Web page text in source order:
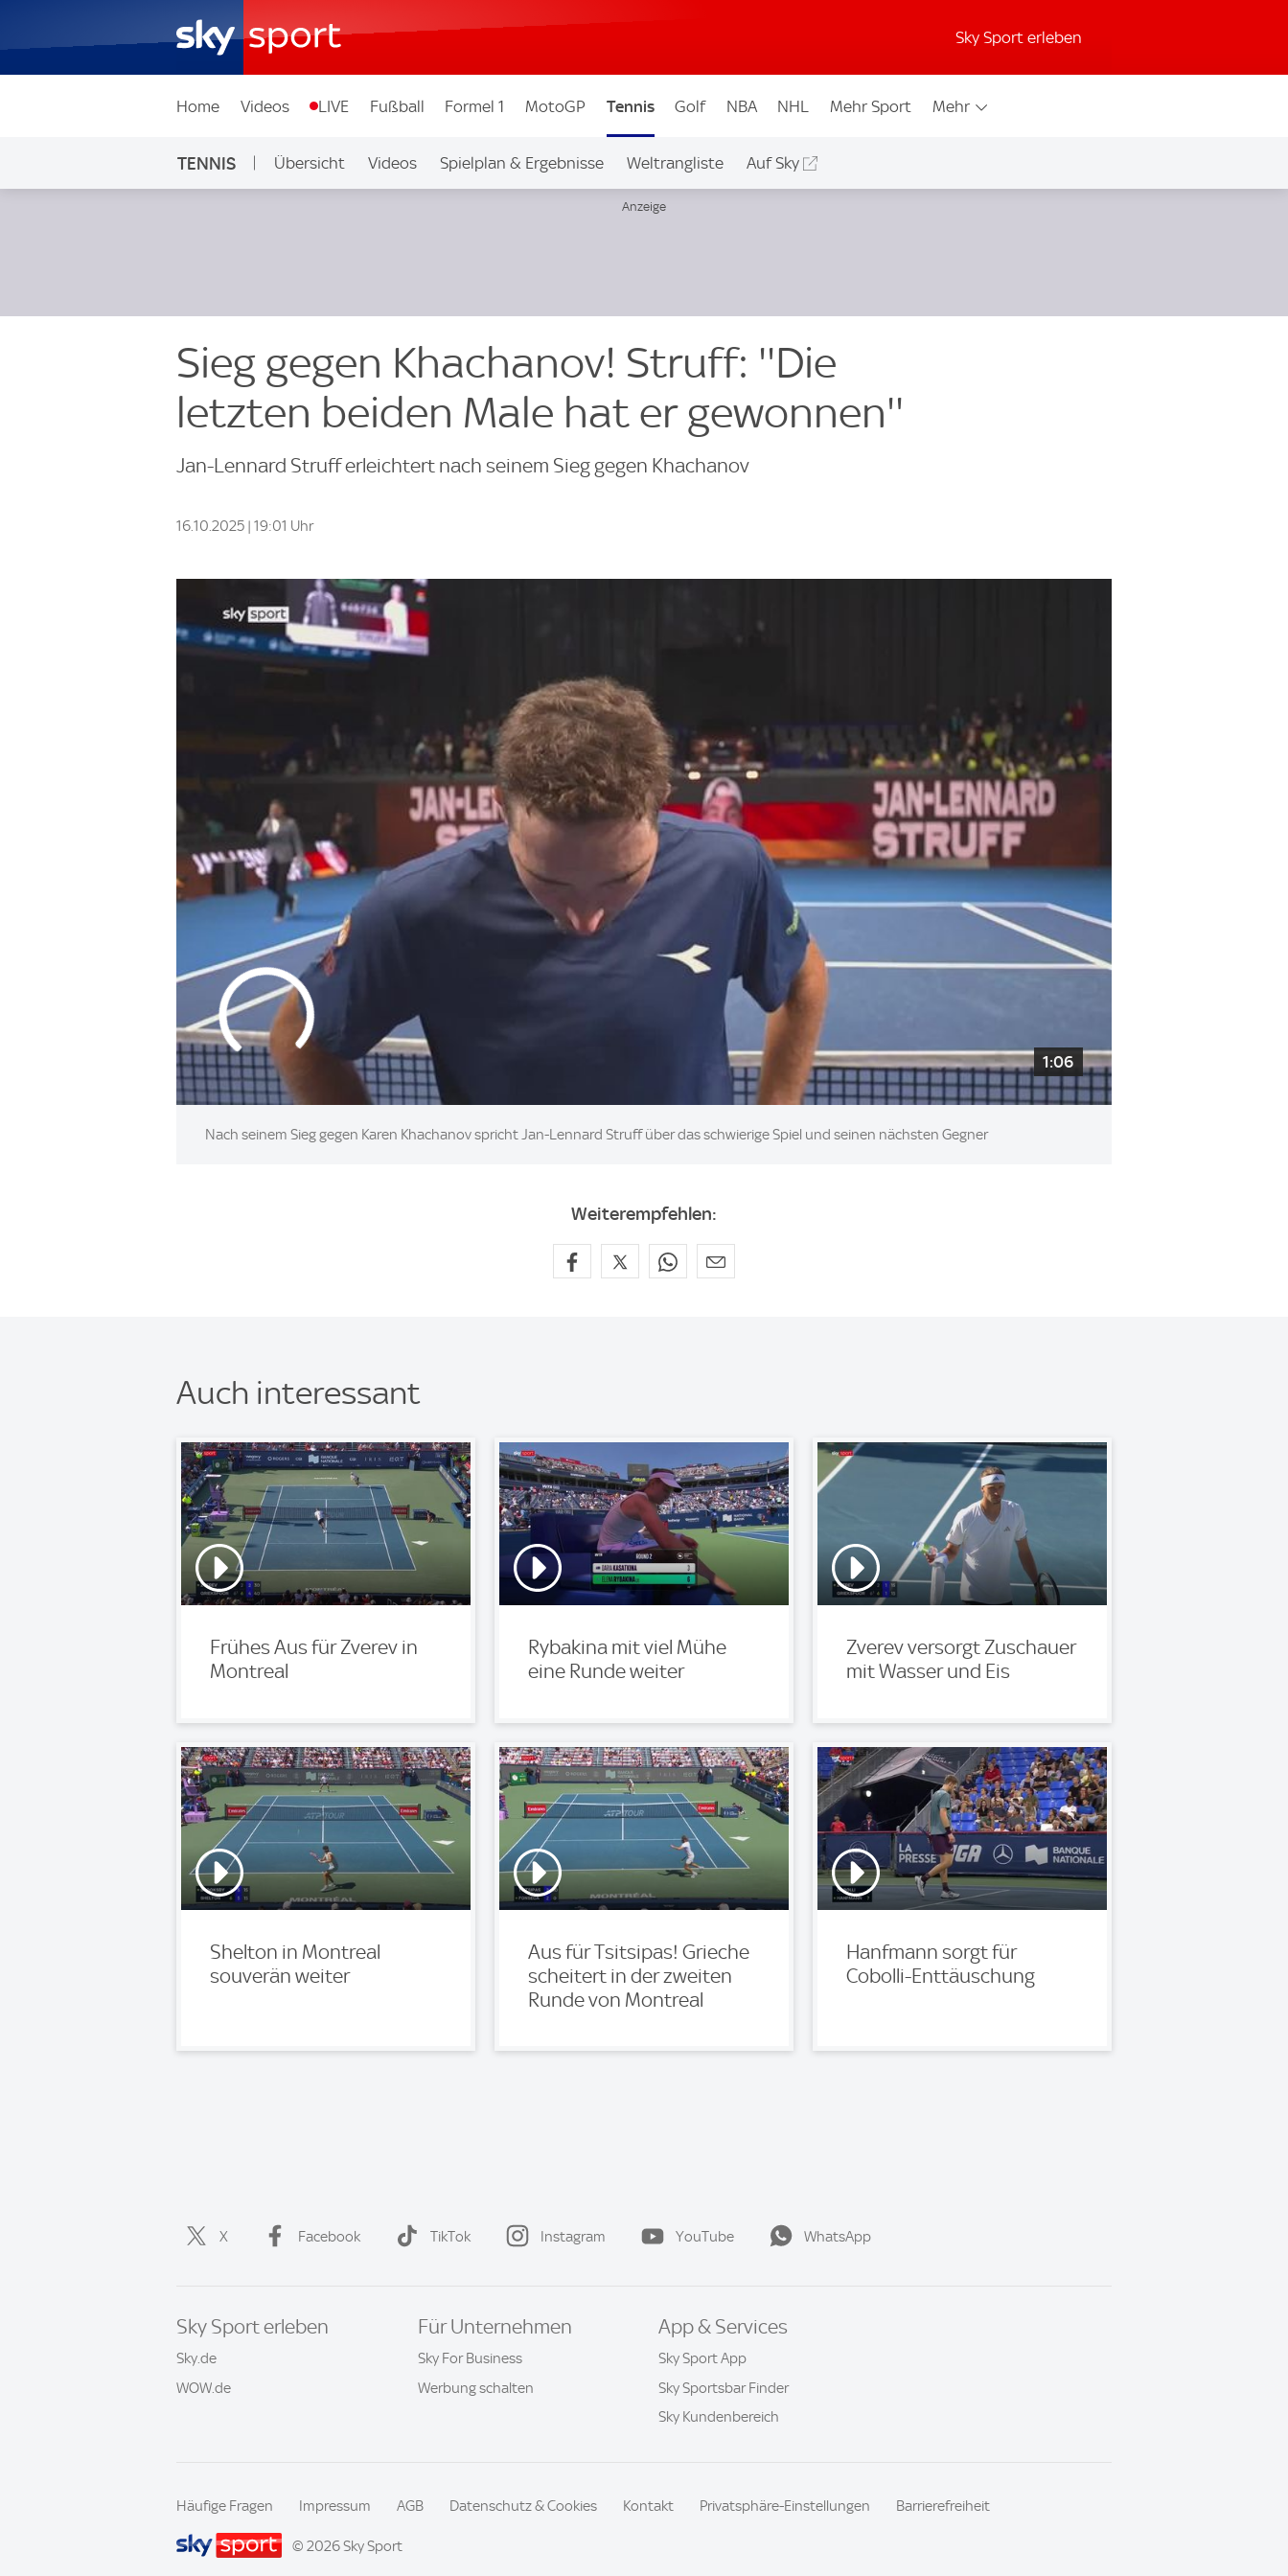
Sky Sport erleben
Home Videos LIVE Fußball Formel 1 MotoGP Tennis Golf NBA NHL Mehr Sport Mehr
TENNIS Übersicht Videos Spielplan & Ergebnisse Weltrangliste Auf Sky
Sieg gegen Khachanov! Struff: ''Die
letzten beiden Male hat er gewonnen''
Jan-Lennard Struff erleichtert nach seinem Sieg gegen Khachanov
16.10.2025 | 19:01 Uhr
1:06
Nach seinem Sieg gegen Karen Khachanov spricht Jan-Lennard Struff über das schwierige Spiel und seinen nächsten Gegner
Weiterempfehlen:
Auch interessant
Frühes Aus für Zverev in
Montreal
Rybakina mit viel Mühe
eine Runde weiter
Zverev versorgt Zuschauer
mit Wasser und Eis
Shelton in Montreal
souverän weiter
Aus für Tsitsipas! Grieche
scheitert in der zweiten
Runde von Montreal
Hanfmann sorgt für
Cobolli-Enttäuschung
X Facebook TikTok Instagram YouTube WhatsApp
Sky Sport erleben
Sky.de
WOW.de
Für Unternehmen
Sky For Business
Werbung schalten
App & Services
Sky Sport App
Sky Sportsbar Finder
Sky Kundenbereich
Häufige Fragen Impressum AGB Datenschutz & Cookies Kontakt Privatsphäre-Einstellungen Barrierefreiheit
© 2026 Sky Sport